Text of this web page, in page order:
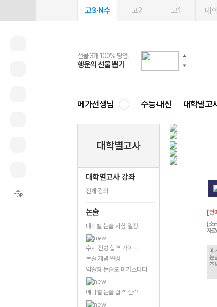
TOP
고3·N수 고2 고1 대
선물 3개 100% 당첨!
행운의 선물 뽑기
선물 100% 증정!
메가스터디 X 올리브
여름방학 스터디 캐시백
메가런 썸머스쿨
2027 러셀 단과
강사 공개선발
스마트러닝앱
설문 EVENT
메가패스
3일 무료 체험권
메가패스 수강생 무료혜택!
메가클럽 멤버십
사회공헌 캠페인
희망이룸 메가나눔
메가선생님 수능·내신 대학별고
대학별고사
대학별고사 강좌
전체 강좌
논술
대학별 논술 시험 일정
수시 전형 합격 가이드
논술 개념 완성
약술형 논술도 메가스터디
메디컬 논술 합격 전략
[언
[초
자료
메
논
초